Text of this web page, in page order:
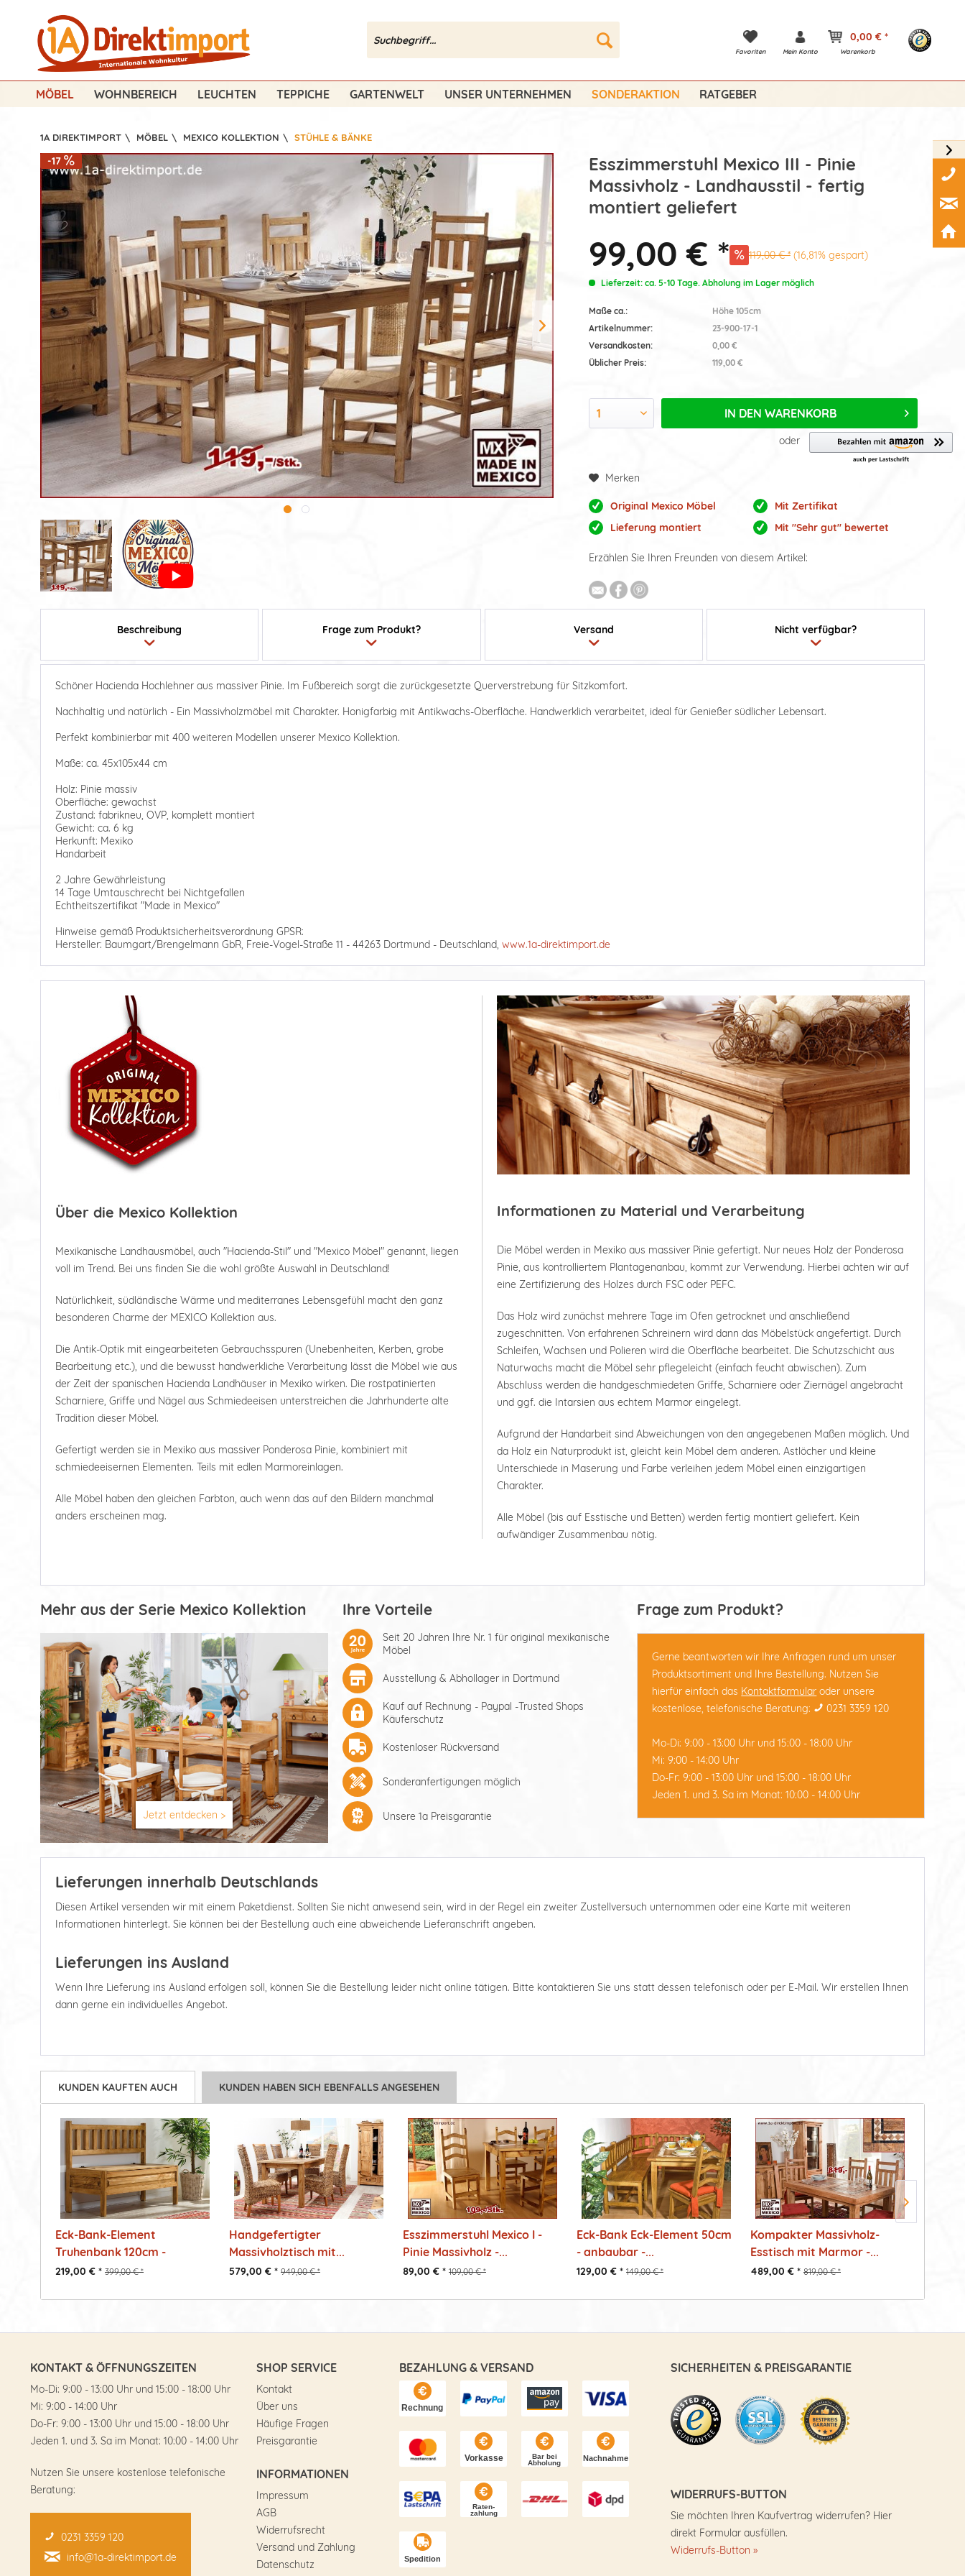
Favoriten Mein Konto
0,00 € *
Warenkorb
MÖBEL WOHNBEREICH LEUCHTEN TEPPICHE GARTENWELT UNSER UNTERNEHMEN SONDERAKTION RATGEBER
1A DIREKTIMPORT \ MÖBEL \ MEXICO KOLLEKTION \ STÜHLE & BÄNKE
-17
Esszimmerstuhl Mexico III - Pinie
Massivholz - Landhausstil - fertig
montiert geliefert
99,00 € * 119,00 € * (16,81% gespart)
Lieferzeit: ca. 5-10 Tage. Abholung im Lager möglich
Maße ca.:
Höhe 105cm
Artikelnummer:
23-900-17-1
Versandkosten:
0,00 €
Üblicher Preis:
119,00 €
IN DEN WARENKORB
oder
Merken
Original Mexico Möbel
Mit Zertifikat
Lieferung montiert
Mit "Sehr gut" bewertet
Erzählen Sie Ihren Freunden von diesem Artikel:
Beschreibung Frage zum Produkt? Versand Nicht verfügbar?
Schöner Hacienda Hochlehner aus massiver Pinie. Im Fußbereich sorgt die zurückgesetzte Querverstrebung für Sitzkomfort.
Nachhaltig und natürlich - Ein Massivholzmöbel mit Charakter. Honigfarbig mit Antikwachs-Oberfläche. Handwerklich verarbeitet, ideal für Genießer südlicher Lebensart.
Perfekt kombinierbar mit 400 weiteren Modellen unserer Mexico Kollektion.
Maße: ca. 45x105x44 cm
Holz: Pinie massiv
Oberfläche: gewachst
Zustand: fabrikneu, OVP, komplett montiert
Gewicht: ca. 6 kg
Herkunft: Mexiko
Handarbeit
2 Jahre Gewährleistung
14 Tage Umtauschrecht bei Nichtgefallen
Echtheitszertifikat "Made in Mexico"
Hinweise gemäß Produktsicherheitsverordnung GPSR:
Hersteller: Baumgart/Brengelmann GbR, Freie-Vogel-Straße 11 - 44263 Dortmund - Deutschland, www.1a-direktimport.de
Über die Mexico Kollektion
Mexikanische Landhausmöbel, auch "Hacienda-Stil" und "Mexico Möbel" genannt, liegen
voll im Trend. Bei uns finden Sie die wohl größte Auswahl in Deutschland!
Natürlichkeit, südländische Wärme und mediterranes Lebensgefühl macht den ganz
besonderen Charme der MEXICO Kollektion aus.
Die Antik-Optik mit eingearbeiteten Gebrauchsspuren (Unebenheiten, Kerben, grobe
Bearbeitung etc.), und die bewusst handwerkliche Verarbeitung lässt die Möbel wie aus
der Zeit der spanischen Hacienda Landhäuser in Mexiko wirken. Die rostpatinierten
Scharniere, Griffe und Nägel aus Schmiedeeisen unterstreichen die Jahrhunderte alte
Tradition dieser Möbel.
Gefertigt werden sie in Mexiko aus massiver Ponderosa Pinie, kombiniert mit
schmiedeeisernen Elementen. Teils mit edlen Marmoreinlagen.
Alle Möbel haben den gleichen Farbton, auch wenn das auf den Bildern manchmal
anders erscheinen mag.
Informationen zu Material und Verarbeitung
Die Möbel werden in Mexiko aus massiver Pinie gefertigt. Nur neues Holz der Ponderosa
Pinie, aus kontrolliertem Plantagenanbau, kommt zur Verwendung. Hierbei achten wir auf
eine Zertifizierung des Holzes durch FSC oder PEFC.
Das Holz wird zunächst mehrere Tage im Ofen getrocknet und anschließend
zugeschnitten. Von erfahrenen Schreinern wird dann das Möbelstück angefertigt. Durch
Schleifen, Wachsen und Polieren wird die Oberfläche bearbeitet. Die Schutzschicht aus
Naturwachs macht die Möbel sehr pflegeleicht (einfach feucht abwischen). Zum
Abschluss werden die handgeschmiedeten Griffe, Scharniere oder Ziernägel angebracht
und ggf. die Intarsien aus echtem Marmor eingelegt.
Aufgrund der Handarbeit sind Abweichungen von den angegebenen Maßen möglich. Und
da Holz ein Naturprodukt ist, gleicht kein Möbel dem anderen. Astlöcher und kleine
Unterschiede in Maserung und Farbe verleihen jedem Möbel einen einzigartigen
Charakter.
Alle Möbel (bis auf Esstische und Betten) werden fertig montiert geliefert. Kein
aufwändiger Zusammenbau nötig.
Mehr aus der Serie Mexico Kollektion
Jetzt entdecken >
Ihre Vorteile
Seit 20 Jahren Ihre Nr. 1 für original mexikanische
Möbel
Ausstellung & Abhollager in Dortmund
Kauf auf Rechnung - Paypal -Trusted Shops
Käuferschutz
Kostenloser Rückversand
Sonderanfertigungen möglich
Unsere 1a Preisgarantie
Frage zum Produkt?
Gerne beantworten wir Ihre Anfragen rund um unser
Produktsortiment und Ihre Bestellung. Nutzen Sie
hierfür einfach das Kontaktformular oder unsere
kostenlose, telefonische Beratung:
0231 3359 120
Mo-Di: 9:00 - 13:00 Uhr und 15:00 - 18:00 Uhr
Mi: 9:00 - 14:00 Uhr
Do-Fr: 9:00 - 13:00 Uhr und 15:00 - 18:00 Uhr
Jeden 1. und 3. Sa im Monat: 10:00 - 14:00 Uhr
Lieferungen innerhalb Deutschlands
Diesen Artikel versenden wir mit einem Paketdienst. Sollten Sie nicht anwesend sein, wird in der Regel ein zweiter Zustellversuch unternommen oder eine Karte mit weiteren
Informationen hinterlegt. Sie können bei der Bestellung auch eine abweichende Lieferanschrift angeben.
Lieferungen ins Ausland
Wenn Ihre Lieferung ins Ausland erfolgen soll, können Sie die Bestellung leider nicht online tätigen. Bitte kontaktieren Sie uns statt dessen telefonisch oder per E-Mail. Wir erstellen Ihnen
dann gerne ein individuelles Angebot.
KUNDEN KAUFTEN AUCH KUNDEN HABEN SICH EBENFALLS ANGESEHEN
Eck-Bank-Element
Truhenbank 120cm -
anbaubar -...
219,00 € * 399,00 € *
Handgefertigter
Massivholztisch mit...
579,00 € * 949,00 € *
Esszimmerstuhl Mexico I -
Pinie Massivholz -...
89,00 € * 109,00 € *
Eck-Bank Eck-Element 50cm
- anbaubar -...
129,00 € * 149,00 € *
Kompakter Massivholz-
Esstisch mit Marmor -...
489,00 € * 819,00 € *
KONTAKT & ÖFFNUNGSZEITEN
Mo-Di: 9:00 - 13:00 Uhr und 15:00 - 18:00 Uhr
Mi: 9:00 - 14:00 Uhr
Do-Fr: 9:00 - 13:00 Uhr und 15:00 - 18:00 Uhr
Jeden 1. und 3. Sa im Monat: 10:00 - 14:00 Uhr
Nutzen Sie unsere kostenlose telefonische
Beratung:
0231 3359 120
info@1a-direktimport.de
SHOP SERVICE
Kontakt
Über uns
Häufige Fragen
Preisgarantie
INFORMATIONEN
Impressum
AGB
Widerrufsrecht
Versand und Zahlung
Datenschutz
BEZAHLUNG & VERSAND SICHERHEITEN & PREISGARANTIE
WIDERRUFS-BUTTON
Sie möchten Ihren Kaufvertrag widerrufen? Hier
direkt Formular ausfüllen.
Widerrufs-Button »